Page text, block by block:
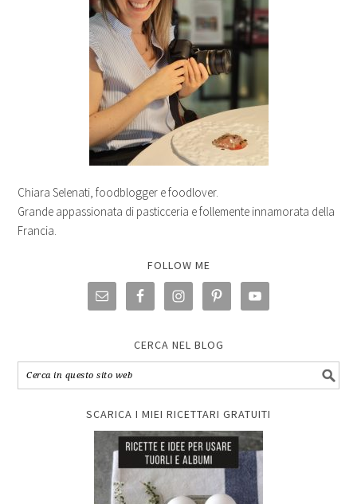
Chiara Selenati, foodblogger e foodlover.
Grande appassionata di pasticceria e follemente innamorata della
Francia.
FOLLOW ME
CERCA NEL BLOG
SCARICA I MIEI RICETTARI GRATUITI